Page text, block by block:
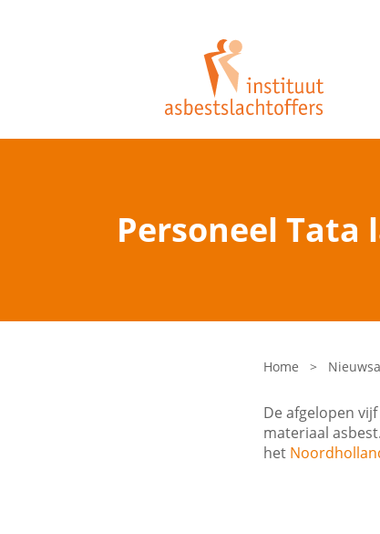
Personeel Tata
Home >
De afgelopen
materiaal
het